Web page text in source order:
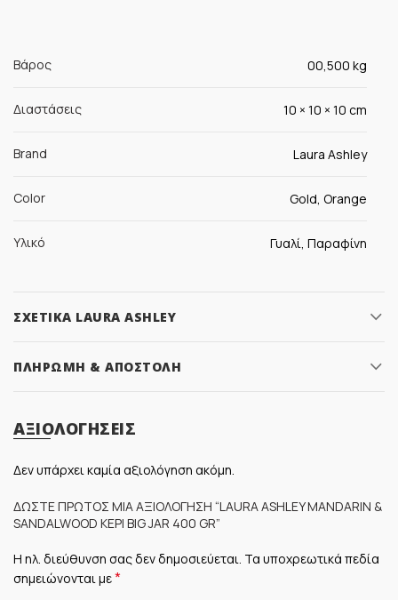
Βάρος 00,500 kg
Διαστάσεις 10 × 10 × 10 cm
Brand Laura Ashley
Color Gold, Orange
Υλικό Γυαλί, Παραφίνη
ΣΧΕΤΙΚΆ LAURA ASHLEY
ΠΛΗΡΩΜΉ & ΑΠΟΣΤΟΛΉ
ΑΞΙΟΛΟΓΉΣΕΙΣ
Δεν υπάρχει καμία αξιολόγηση ακόμη.
ΔΏΣΤΕ ΠΡΏΤΟΣ ΜΊΑ ΑΞΙΟΛΌΓΗΣΗ “LAURA ASHLEY MANDARIN &
SANDALWOOD ΚΕΡΊ BIG JAR 400 GR”
Η ηλ. διεύθυνση σας δεν δημοσιεύεται. Τα υποχρεωτικά πεδία
σημειώνονται με*